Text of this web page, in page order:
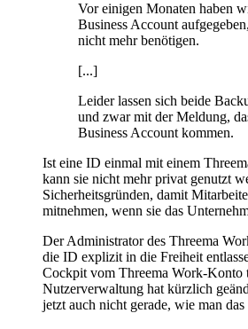
Vor einigen Monaten haben
Business Account
nicht mehr benötigen.
[...]
Leider lassen sich beide
und zwar mit der Meldung,
Business Account kommen.
Ist eine ID einmal mit einem
kann sie nicht mehr privat genutzt
Sicherheitsgründen, damit
mitnehmen, wenn sie das
Der Administrator des Threema
die ID explizit in die Freiheit
Cockpit vom Threema Work-Konto
Nutzerverwaltung hat kürzlich
jetzt auch nicht gerade, wie man